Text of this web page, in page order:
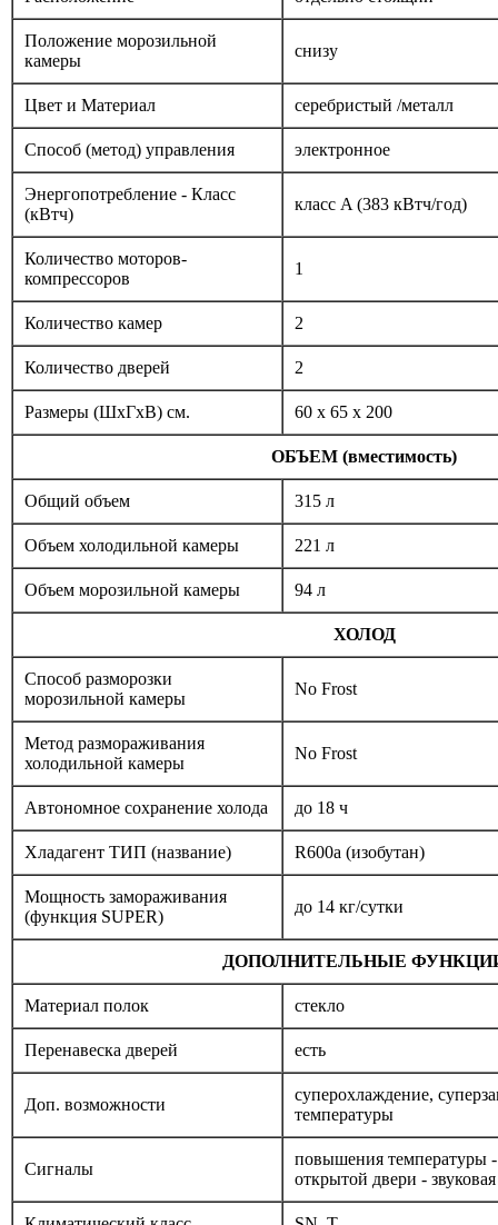
Положение морозильной
камеры
снизу
Цвет и Материал серебристый /металл
Способ (метод) управления электронное
Энергопотребление - Класс
(кВтч)
класс A (383 кВтч/год)
Количество моторов-
компрессоров
1
Количество камер 2
Количество дверей 2
Размеры (ШxГxВ) см. 60 x 65 x 200
ОБЪЕМ (вместимость)
Общий объем 315 л
Объем холодильной камеры 221 л
Объем морозильной камеры 94 л
ХОЛОД
Способ разморозки
морозильной камеры
No Frost
Метод размораживания
холодильной камеры
No Frost
Автономное сохранение холода до 18 ч
Хладагент ТИП (название) R600a (изобутан)
Мощность замораживания
(функция SUPER)
до 14 кг/cутки
ДОПОЛНИТЕЛЬНЫЕ
Материал полок стекло
Перенавеска дверей есть
Доп. возможности
суперохлаждение,
температуры
Сигналы
повышения температуры -
открытой двери - звуковая